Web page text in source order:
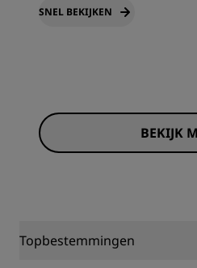
SNEL BEKIJKEN
BEKIJK
Topbestemmingen